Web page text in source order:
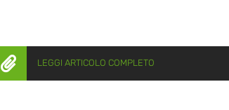
 LEGGI ARTICOLO COMPLETO